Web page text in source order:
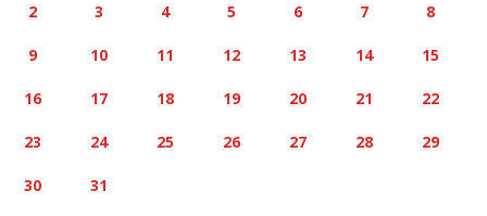
2 3 4 5 6 7 8
9 10 11 12 13 14 15
16 17 18 19 20 21 22
23 24 25 26 27 28 29
30 31